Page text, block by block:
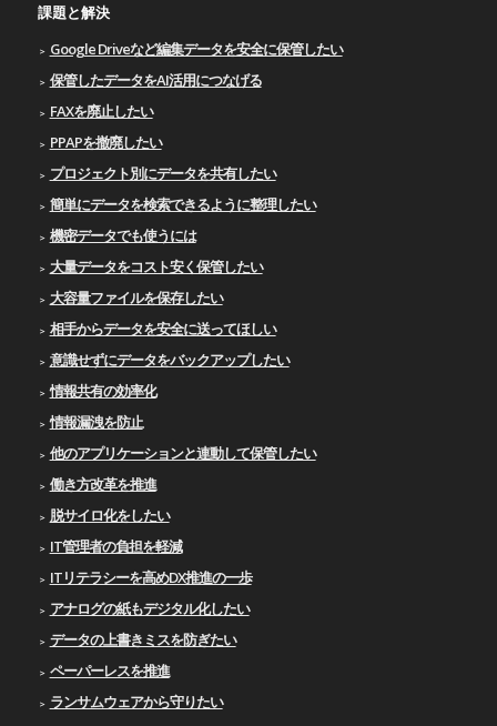
課題と解決
Google Driveなど編集データを安全に保管したい
保管したデータをAI活用につなげる
FAXを廃止したい
PPAPを撤廃したい
プロジェクト別にデータを共有したい
簡単にデータを検索できるように整理したい
機密データでも使うには
大量データをコスト安く保管したい
大容量ファイルを保存したい
相手からデータを安全に送ってほしい
意識せずにデータをバックアップしたい
情報共有の効率化
情報漏洩を防止
他のアプリケーションと連動して保管したい
働き方改革を推進
脱サイロ化をしたい
IT管理者の負担を軽減
ITリテラシーを高めDX推進の一歩
アナログの紙もデジタル化したい
データの上書きミスを防ぎたい
ペーパーレスを推進
ランサムウェアから守りたい